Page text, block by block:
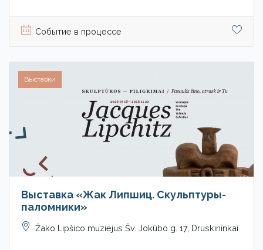
Событие в процессе
Выставки
Выставка «Жак Липшиц. Скульптуры-
паломники»
Žako Lipšico muziejus Šv. Jokūbo g. 17, Druskininkai